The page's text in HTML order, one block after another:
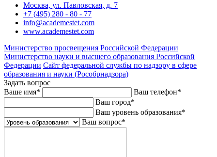
Москва, ул. Павловская, д. 7
+7 (495) 280 - 80 - 77
info@academestet.com
www.academestet.com
Министерство просвещения Российской Федерации
Министерство науки и высшего образования Российской
Федерации Сайт федеральной службы по надзору в сфере
образования и науки (Рособрнадзора)
Задать вопрос
Ваше имя* Ваш телефон*
Ваш город*
Ваш уровень образования*
Ваш вопрос*